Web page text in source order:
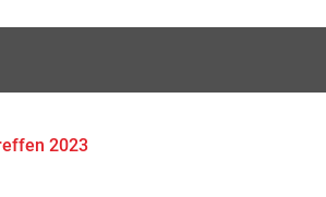
2023